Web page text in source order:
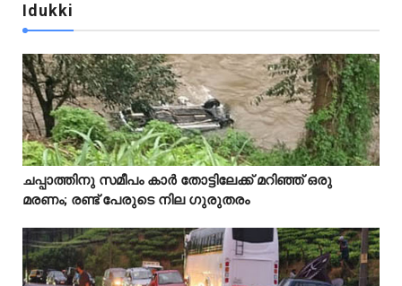
Idukki
  
ചപ്പാത്തിനു സമീപം കാർ തോട്ടിലേക്ക് മറിഞ്ഞ് ഒരു
മരണം; രണ്ട് പേരുടെ നില ഗുരുതരം
Idukki